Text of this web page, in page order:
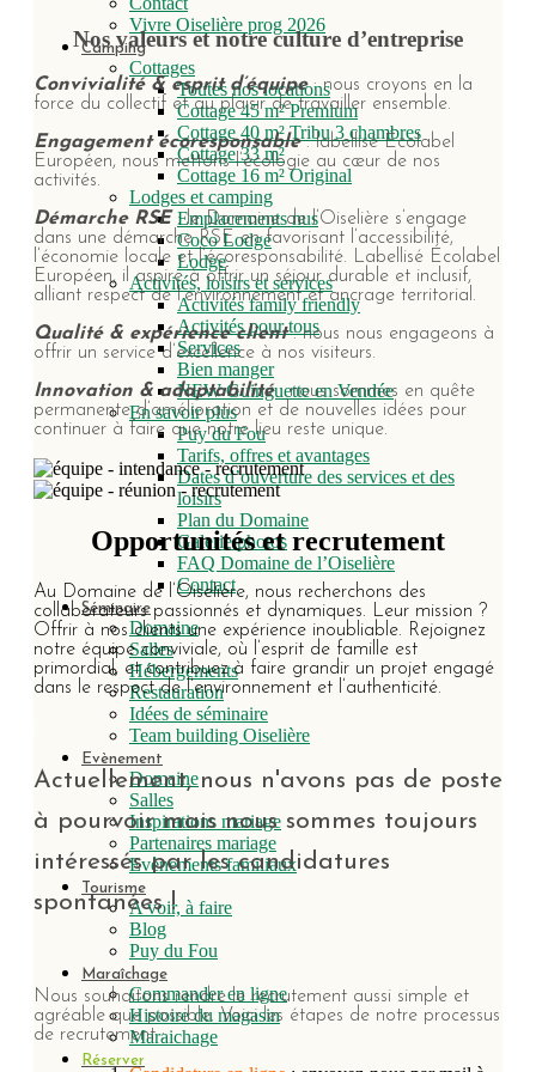
Vivre Oiselière prog 2026
Camping
Cottages
Toutes nos locations
Cottage 45 m² Premium
Cottage 40 m² Tribu 3 chambres
Cottage 33 m²
Cottage 16 m² Original
Lodges et camping
Emplacements nus
Coco Lodge
Lodge
Activités, loisirs et services
Activités family friendly
Activités pour tous
Services
Bien manger
NEW Guinguette en Vendée
En savoir plus
Puy du Fou
Tarifs, offres et avantages
Dates d’ouverture des services et des
loisirs
Plan du Domaine
Galerie photos
FAQ Domaine de l’Oiselière
Contact
Séminaire
Domaine
Salles
Hébergements
Restauration
Idées de séminaire
Team building Oiselière
Evènement
Domaine
Salles
Inspirations mariage
Partenaires mariage
Evènements familiaux
Tourisme
A voir, à faire
Blog
Puy du Fou
Maraîchage
Commander en ligne
Histoire du magasin
Maraichage
Réserver
Nos valeurs et notre culture d’entreprise
Convivialité & esprit d’équipe: nous croyons en la
force du collectif et au plaisir de travailler ensemble.
Engagement écoresponsable: labellisé Écolabel
Européen, nous mettons l’écologie au cœur de nos
activités.
Démarche RSE: le Domaine de l’Oiselière s’engage
dans une démarche RSE en favorisant l’accessibilité,
l’économie locale et l’écoresponsabilité. Labellisé Écolabel
Européen, il aspire à offrir un séjour durable et inclusif,
alliant respect de l’environnement et ancrage territorial.
Qualité & expérience client: nous nous engageons à
offrir un service d’excellence à nos visiteurs.
Innovation & adaptabilité: nous sommes en quête
permanente d’amélioration et de nouvelles idées pour
continuer à faire que notre lieu reste unique.
Opportunités et recrutement
Au Domaine de l’Oiselière, nous recherchons des
collaborateurs passionnés et dynamiques. Leur mission ?
Offrir à nos clients une expérience inoubliable. Rejoignez
notre équipe conviviale, où l’esprit de famille est
primordial, et contribuez à faire grandir un projet engagé
dans le respect de l’environnement et l’authenticité.
Actuellement, nous n'avons pas de poste
à pourvoir mais nous sommes toujours
intéressés par les candidatures
spontanées !
Nous souhaitons rendre le recrutement aussi simple et
agréable que possible. Voici les étapes de notre processus
de recrutement :